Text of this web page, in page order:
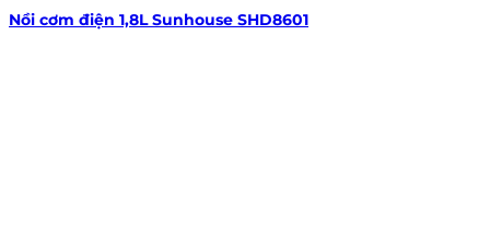
Nồi cơm điện 1,8L Sunhouse SHD8601